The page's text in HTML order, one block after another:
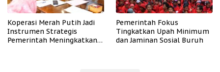
Koperasi Merah Putih Jadi
Instrumen Strategis
Pemerintah Meningkatkan
Pemerintah Fokus
Tingkatkan Upah Minimum
dan Jaminan Sosial Buruh